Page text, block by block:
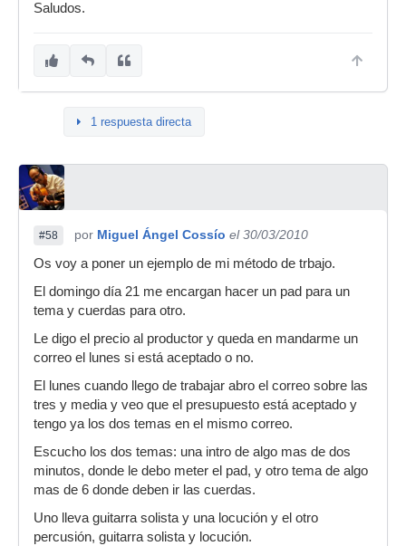
Saludos.
1 respuesta directa
#58 por Miguel Ángel Cossío el 30/03/2010
Os voy a poner un ejemplo de mi método de trbajo.
El domingo día 21 me encargan hacer un pad para un
tema y cuerdas para otro.
Le digo el precio al productor y queda en mandarme un
correo el lunes si está aceptado o no.
El lunes cuando llego de trabajar abro el correo sobre las
tres y media y veo que el presupuesto está aceptado y
tengo ya los dos temas en el mismo correo.
Escucho los dos temas: una intro de algo mas de dos
minutos, donde le debo meter el pad, y otro tema de algo
mas de 6 donde deben ir las cuerdas.
Uno lleva guitarra solista y una locución y el otro
percusión, guitarra solista y locución.